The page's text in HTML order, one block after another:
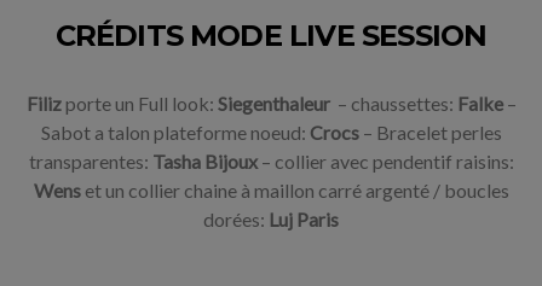
CRÉDITS MODE LIVE SESSION
Filizporte un Full look: Siegenthaleur– chaussettes: Falke–
Sabot a talon plateforme noeud: Crocs– Bracelet perles
transparentes: Tasha Bijoux– collier avec pendentif raisins:
Wenset un collier chaine à maillon carré argenté / boucles
dorées: Luj Paris